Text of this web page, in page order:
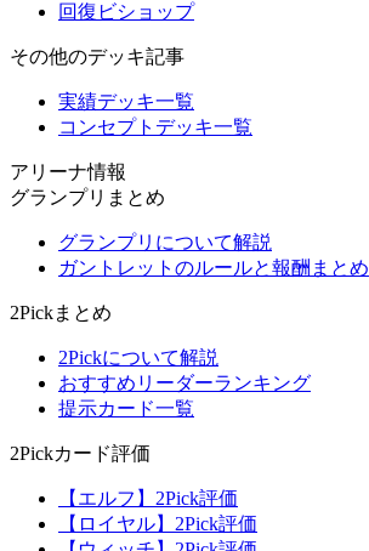
回復ビショップ
その他のデッキ記事
実績デッキ一覧
コンセプトデッキ一覧
アリーナ情報
グランプリまとめ
グランプリについて解説
ガントレットのルールと報酬まとめ
2Pickまとめ
2Pickについて解説
おすすめリーダーランキング
提示カード一覧
2Pickカード評価
【エルフ】2Pick評価
【ロイヤル】2Pick評価